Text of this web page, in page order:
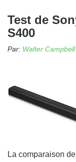
Test de
S400
Par: Walter Campbell
La comparaison